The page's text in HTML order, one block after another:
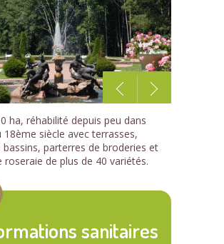
mon
carnet
1 /5
ha, réhabilité depuis peu dans
18ème siècle avec terrasses,
bassins, parterres de broderies et
roseraie de plus de 40 variétés.
sanitaires